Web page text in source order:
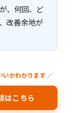
、何回、ど
改善余地が
かわかります ／
はこちら